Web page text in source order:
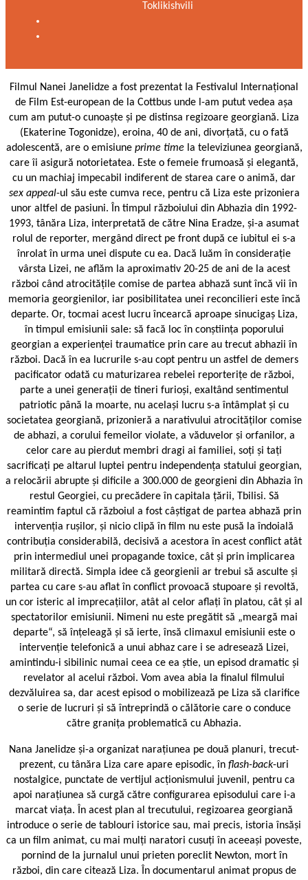
Toklikishvili
Filmul Nanei Janelidze a fost prezentat la Festivalul Internațional
de Film Est-european de la Cottbus unde l-am putut vedea așa
cum am putut-o cunoaște și pe distinsa regizoare georgiană. Liza
(Ekaterine Togonidze), eroina, 40 de ani, divorțată, cu o fată
adolescentă, are o emisiune prime time la televiziunea georgiană,
care îi asigură notorietatea. Este o femeie frumoasă și elegantă,
cu un machiaj impecabil indiferent de starea care o animă, dar
sex appeal-ul său este cumva rece, pentru că Liza este prizoniera
unor altfel de pasiuni. În timpul războiului din Abhazia din 1992-
1993, tânăra Liza, interpretată de către Nina Eradze, și-a asumat
rolul de reporter, mergând direct pe front după ce iubitul ei s-a
înrolat în urma unei dispute cu ea. Dacă luăm în considerație
vârsta Lizei, ne aflăm la aproximativ 20-25 de ani de la acest
război când atrocitățile comise de partea abhază sunt încă vii în
memoria georgienilor, iar posibilitatea unei reconcilieri este încă
departe. Or, tocmai acest lucru încearcă aproape sinucigaș Liza,
în timpul emisiunii sale: să facă loc în conștiința poporului
georgian a experienței traumatice prin care au trecut abhazii în
război. Dacă în ea lucrurile s-au copt pentru un astfel de demers
pacificator odată cu maturizarea rebelei reporterițe de război,
parte a unei generații de tineri furioși, exaltând sentimentul
patriotic până la moarte, nu același lucru s-a întâmplat și cu
societatea georgiană, prizonieră a narativului atrocităților comise
de abhazi, a corului femeilor violate, a văduvelor și orfanilor, a
celor care au pierdut membri dragi ai familiei, soți și tați
sacrificați pe altarul luptei pentru independența statului georgian,
a relocării abrupte și dificile a 300.000 de georgieni din Abhazia în
restul Georgiei, cu precădere în capitala țării, Tbilisi. Să
reamintim faptul că războiul a fost câștigat de partea abhază prin
intervenția rușilor, și nicio clipă în film nu este pusă la îndoială
contribuția considerabilă, decisivă a acestora în acest conflict atât
prin intermediul unei propagande toxice, cât și prin implicarea
militară directă. Simpla idee că georgienii ar trebui să asculte și
partea cu care s-au aflat în conflict provoacă stupoare și revoltă,
un cor isteric al imprecațiilor, atât al celor aflați în platou, cât și al
spectatorilor emisiunii. Nimeni nu este pregătit să „meargă mai
departe“, să înțeleagă și să ierte, însă climaxul emisiunii este o
intervenție telefonică a unui abhaz care i se adresează Lizei,
amintindu-i sibilinic numai ceea ce ea știe, un episod dramatic și
revelator al acelui război. Vom avea abia la finalul filmului
dezvăluirea sa, dar acest episod o mobilizează pe Liza să clarifice
o serie de lucruri și să întreprindă o călătorie care o conduce
către granița problematică cu Abhazia.
Nana Janelidze și-a organizat narațiunea pe două planuri, trecut-
prezent, cu tânăra Liza care apare episodic, în flash-back-uri
nostalgice, punctate de vertijul acționismului juvenil, pentru ca
apoi narațiunea să curgă către configurarea episodului care i-a
marcat viața. În acest plan al trecutului, regizoarea georgiană
introduce o serie de tablouri istorice sau, mai precis, istoria însăși
ca un film animat, cu mai mulți naratori cusuți în aceeași poveste,
pornind de la jurnalul unui prieten poreclit Newton, mort în
război, din care citează Liza. În documentarul animat propus de